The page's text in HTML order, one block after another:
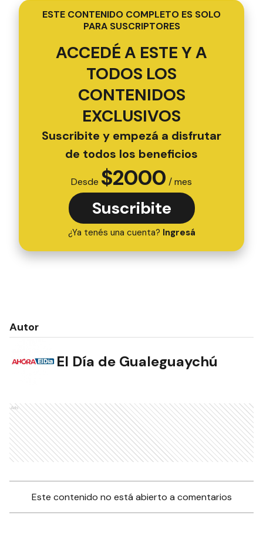
ESTE CONTENIDO COMPLETO ES SOLO
PARA SUSCRIPTORES
ACCEDÉ A ESTE Y A
TODOS LOS
CONTENIDOS
EXCLUSIVOS
Suscribite y empezá a disfrutar
de todos los beneficios
Desde $2000 / mes
Suscribite
¿Ya tenés una cuenta? Ingresá
Autor
El Día de Gualeguaychú
Ads
Este contenido no está abierto a comentarios